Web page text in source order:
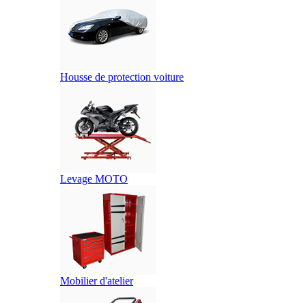
Housse de protection voiture
Levage MOTO
Mobilier d'atelier